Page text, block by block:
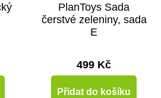
PlanToys Sada
čerstvé zeleniny, sada
E
499 Kč
Přidat do košíku